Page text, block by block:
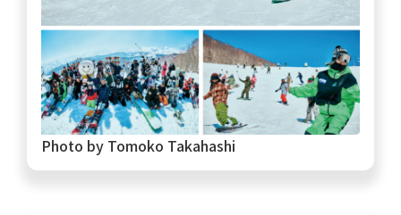
Photo by Tomoko Takahashi